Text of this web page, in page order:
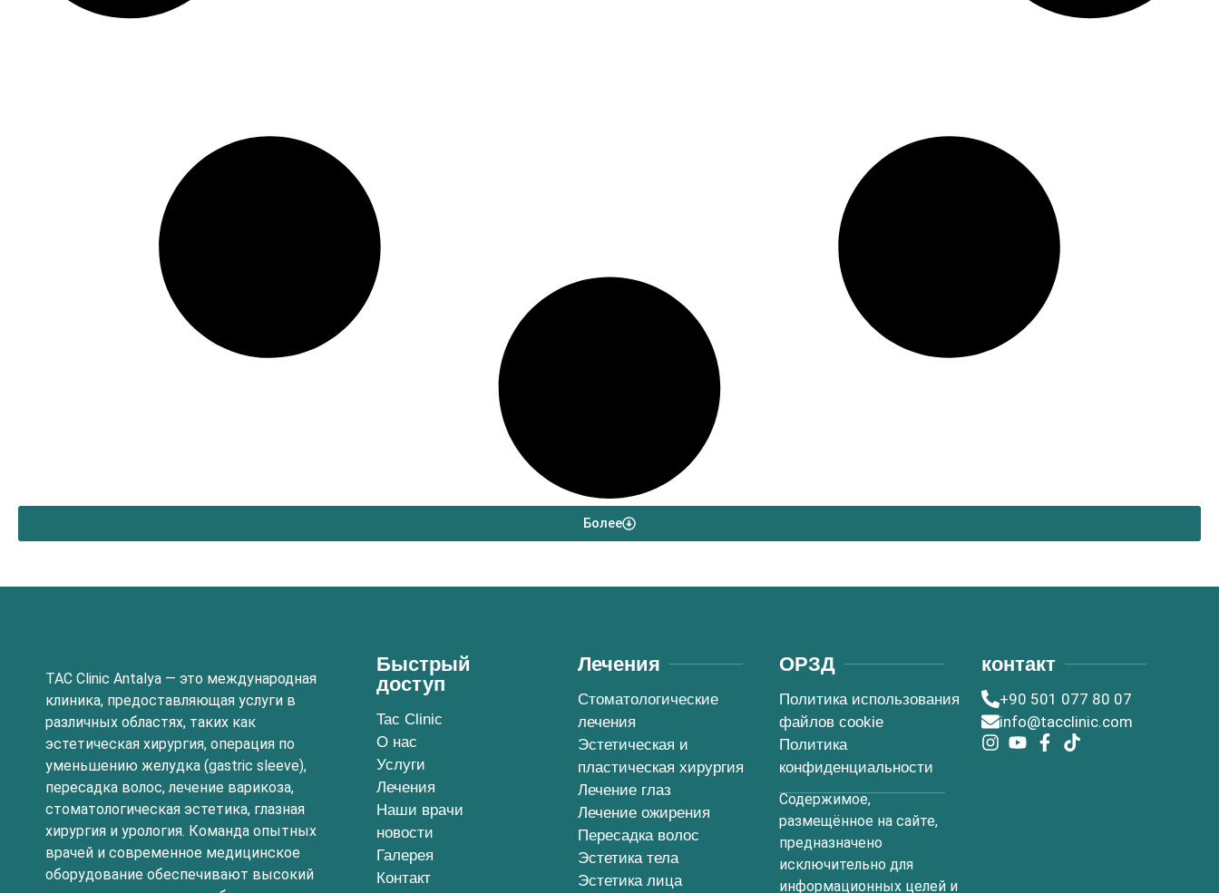
Более
TAC Clinic Antalya — это международная
клиника, предоставляющая услуги в
различных областях, таких как
эстетическая хирургия, операция по
уменьшению желудка (gastric sleeve),
пересадка волос, лечение варикоза,
стоматологическая эстетика, глазная
хирургия и урология. Команда опытных
врачей и современное медицинское
оборудование обеспечивают высокий
Быстрый
доступ
Tac Clinic
О нас
Услуги
Лечения
Наши врачи
новости
Галерея
Контакт
Лечения
Стоматологические
лечения
Эстетическая и
пластическая хирургия
Лечение глаз
Лечение ожирения
Пересадка волос
Эстетика тела
Эстетика лица
ОРЗД
Политика использования
файлов cookie
Политика
конфиденциальности
Содержимое,
размещённое на сайте,
предназначено
исключительно для
информационных целей и
контакт
+90 501 077 80 07
info@tacclinic.com